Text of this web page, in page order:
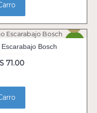
Bosch
71.00